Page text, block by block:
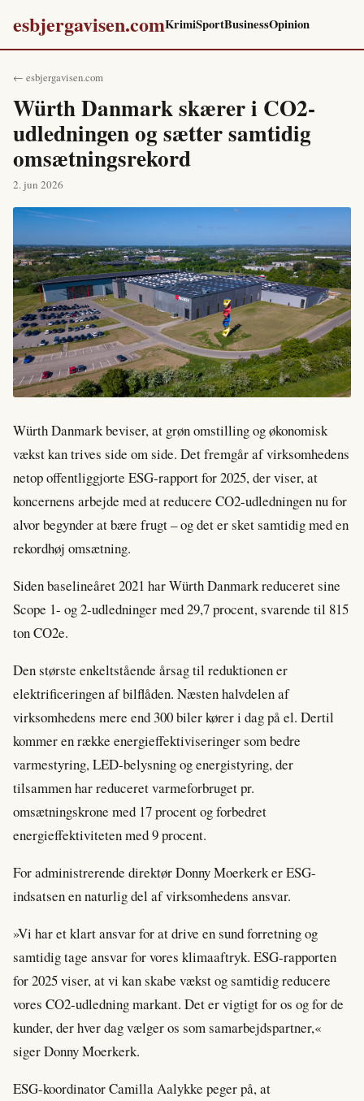
esbjergavisen.comKrimiSportBusinessOpinion
← esbjergavisen.com
Würth Danmark skærer i CO2-
udledningen og sætter samtidig
omsætningsrekord
2. jun 2026
Würth Danmark beviser, at grøn omstilling og økonomisk
vækst kan trives side om side. Det fremgår af virksomhedens
netop offentliggjorte ESG-rapport for 2025, der viser, at
koncernens arbejde med at reducere CO2-udledningen nu for
alvor begynder at bære frugt – og det er sket samtidig med en
rekordhøj omsætning.
Siden baselineåret 2021 har Würth Danmark reduceret sine
Scope 1- og 2-udledninger med 29,7 procent, svarende til 815
ton CO2e.
Den største enkeltstående årsag til reduktionen er
elektrificeringen af bilflåden. Næsten halvdelen af
virksomhedens mere end 300 biler kører i dag på el. Dertil
kommer en række energieffektiviseringer som bedre
varmestyring, LED-belysning og energistyring, der
tilsammen har reduceret varmeforbruget pr.
omsætningskrone med 17 procent og forbedret
energieffektiviteten med 9 procent.
For administrerende direktør Donny Moerkerk er ESG-
indsatsen en naturlig del af virksomhedens ansvar.
»Vi har et klart ansvar for at drive en sund forretning og
samtidig tage ansvar for vores klimaaftryk. ESG-rapporten
for 2025 viser, at vi kan skabe vækst og samtidig reducere
vores CO2-udledning markant. Det er vigtigt for os og for de
kunder, der hver dag vælger os som samarbejdspartner,«
siger Donny Moerkerk.
ESG-koordinator Camilla Aalykke peger på, at